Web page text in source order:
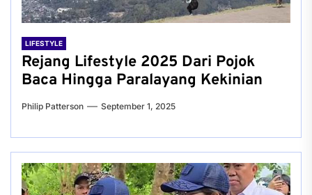
LIFESTYLE
Rejang Lifestyle 2025 Dari Pojok
Baca Hingga Paralayang Kekinian
Philip Patterson September 1, 2025